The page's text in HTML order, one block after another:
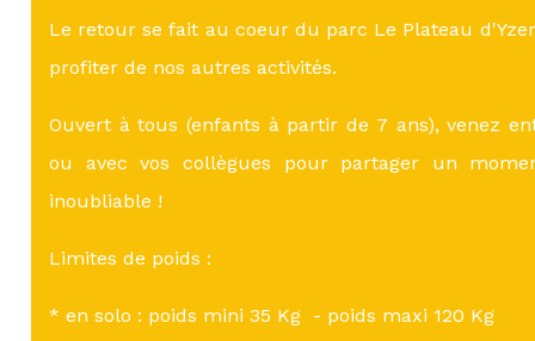
Le retour se fait au coeur du parc Le Plateau
profiter de nos autres activités.
Ouvert à tous (enfants à partir de 7 ans), venez
ou avec vos collègues pour partager un
inoubliable !
Limites de poids :
* en solo : poids mini 35 Kg - poids maxi 120 Kg